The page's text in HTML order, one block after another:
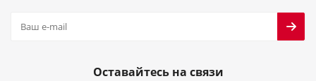
Оставайтесь на связи